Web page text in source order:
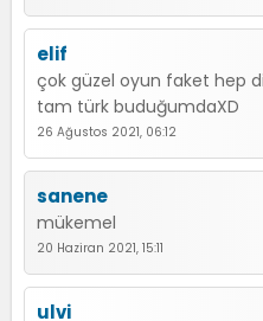
elif
çok güzel oyun faket hep
tam türk buduğumdaXD
26 Ağustos 2021, 06:12
sanene
mükemel
20 Haziran 2021, 15:11
ulvi